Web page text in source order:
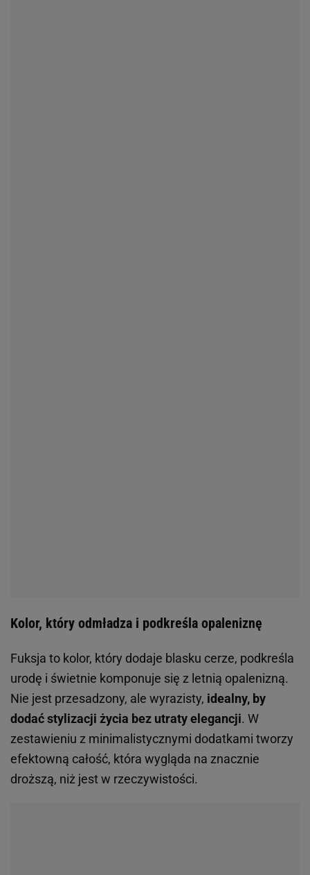
Kolor, który odmładza i podkreśla opaleniznę
Fuksja to kolor, który dodaje blasku cerze, podkreśla
urodę i świetnie komponuje się z letnią opalenizną.
Nie jest przesadzony, ale wyrazisty, idealny, by
dodać stylizacji życia bez utraty elegancji. W
zestawieniu z minimalistycznymi dodatkami tworzy
efektowną całość, która wygląda na znacznie
droższą, niż jest w rzeczywistości.